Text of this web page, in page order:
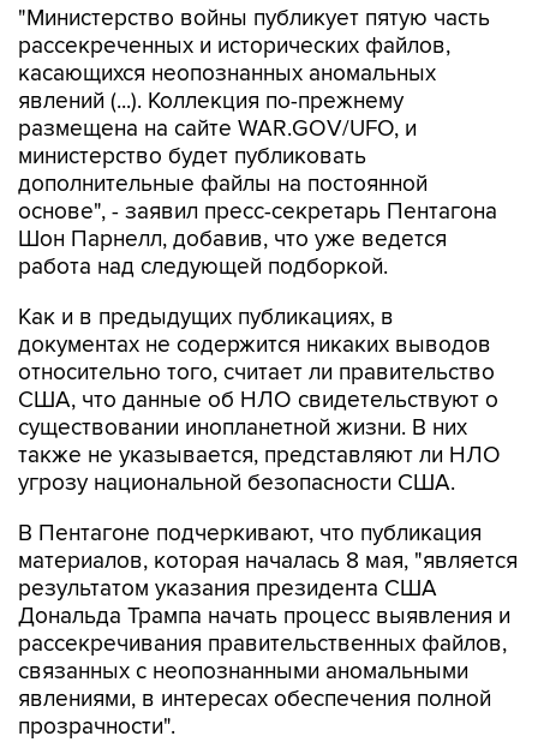
"Министерство войны публикует пятую часть
рассекреченных и исторических файлов,
касающихся неопознанных аномальных
явлений (...). Коллекция по-прежнему
размещена на сайте WAR.GOV/UFO, и
министерство будет публиковать
дополнительные файлы на постоянной
основе", - заявил пресс-секретарь Пентагона
Шон Парнелл, добавив, что уже ведется
работа над следующей подборкой.
Как и в предыдущих публикациях, в
документах не содержится никаких выводов
относительно того, считает ли правительство
США, что данные об НЛО свидетельствуют о
существовании инопланетной жизни. В них
также не указывается, представляют ли НЛО
угрозу национальной безопасности США.
В Пентагоне подчеркивают, что публикация
материалов, которая началась 8 мая, "является
результатом указания президента США
Дональда Трампа начать процесс выявления и
рассекречивания правительственных файлов,
связанных с неопознанными аномальными
явлениями, в интересах обеспечения полной
прозрачности".